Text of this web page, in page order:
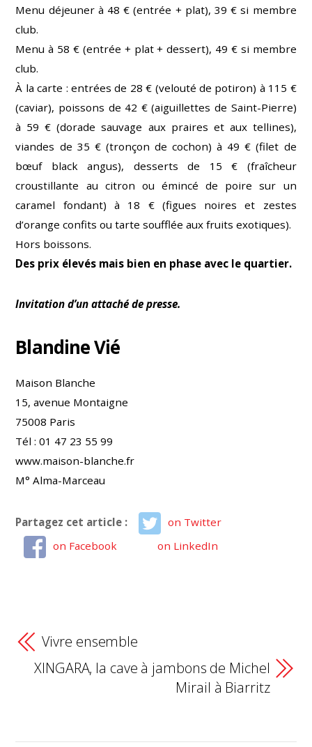
Menu déjeuner à 48 € (entrée + plat), 39 € si membre
club.
Menu à 58 € (entrée + plat + dessert), 49 € si membre
club.
À la carte : entrées de 28 € (velouté de potiron) à 115 €
(caviar), poissons de 42 € (aiguillettes de Saint-Pierre)
à 59 € (dorade sauvage aux praires et aux tellines),
viandes de 35 € (tronçon de cochon) à 49 € (filet de
bœuf black angus), desserts de 15 € (fraîcheur
croustillante au citron ou émincé de poire sur un
caramel fondant) à 18 € (figues noires et zestes
d’orange confits ou tarte soufflée aux fruits exotiques).
Hors boissons.
Des prix élevés mais bien en phase avec le quartier.
Invitation d’un attaché de presse.
Blandine Vié
Maison Blanche
15, avenue Montaigne
75008 Paris
Tél : 01 47 23 55 99
www.maison-blanche.fr
M° Alma-Marceau
Partagez cet article :
on Twitter
on Facebook
on LinkedIn
Vivre ensemble
XINGARA, la cave à jambons de Michel
Mirail à Biarritz